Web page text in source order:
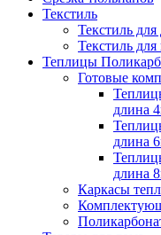
Текстиль
Текстиль для
Текстиль
Теплицы
Готовые
длина
длина
длина
Каркасы